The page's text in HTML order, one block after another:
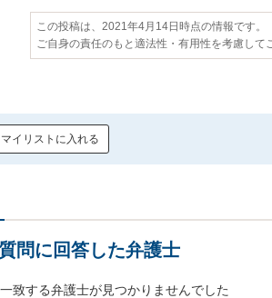
この投稿は、2021年4月14日時点の情報です。
ご自身の責任のもと適法性・有用性を考慮して
マイリストに入れる
問に回答した弁護士
致する弁護士が見つかりませんでした